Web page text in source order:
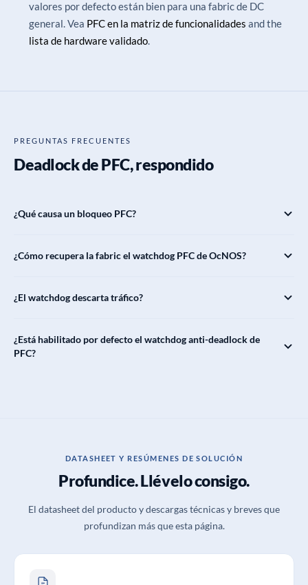
valores por defecto están bien para una fabric de DC
general. Vea PFC en la matriz de funcionalidades and the
lista de hardware validado.
PREGUNTAS FRECUENTES
Deadlock de PFC, respondido
¿Qué causa un bloqueo PFC?
¿Cómo recupera la fabric el watchdog PFC de OcNOS?
¿El watchdog descarta tráfico?
¿Está habilitado por defecto el watchdog anti-deadlock de
PFC?
DATASHEET Y RESÚMENES DE SOLUCIÓN
Profundice. Llévelo consigo.
El datasheet del producto y descargas técnicas y breves que
profundizan más que esta página.